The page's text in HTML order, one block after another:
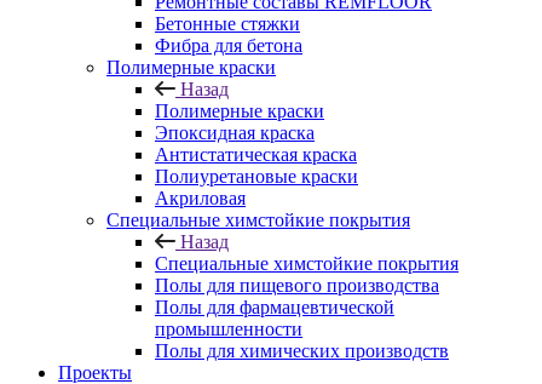
Бетонные стяжки
Фибра для бетона
Полимерные краски
Назад
Полимерные краски
Эпоксидная краска
Антистатическая краска
Полиуретановые краски
Акриловая
Специальные химстойкие покрытия
Назад
Специальные химстойкие покрытия
Полы для пищевого производства
Полы для фармацевтической
промышленности
Полы для химических производств
Проекты